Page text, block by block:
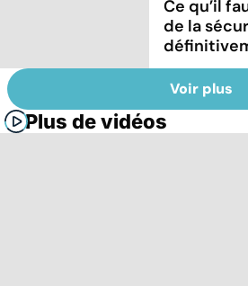
Ce qu’il
de la
Voir plus
Plus de vidéos